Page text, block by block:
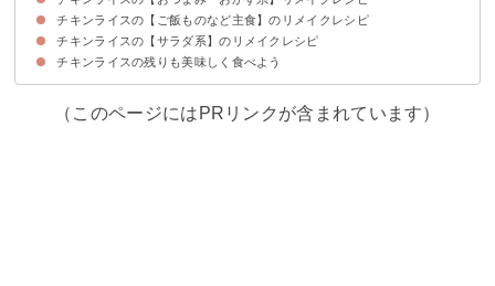
①揚げないライスコロッケ
②チキンライス茶碗蒸し
③チキンライスグラタン
④ピーマンのケチャップライス詰めチーズ焼き
チキンライスの【ご飯ものなど主食】のリメイクレシピ
①油揚げでご飯ピザ
②チキンライスでトマトリゾット
③オムレツカレー
チキンライスの【サラダ系】のリメイクレシピ
①サラダ
②ケチャップライスでお花畑風サラダ
チキンライスの残りも美味しく食べよう
（このページにはPRリンクが含まれています）